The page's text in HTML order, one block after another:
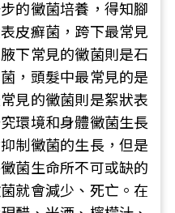
的黴菌培養，得知腳
皮癬菌，跨下最常見
下常見的黴菌則是石
，頭髮中最常見的是
見的黴菌則是絮狀表
環境和身體黴菌生長
制黴菌的生長，但是
菌生命所不可或缺的
就會減少、死亡。在